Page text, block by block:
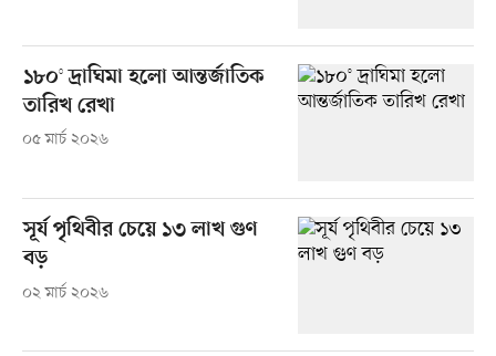
১৮০° দ্রাঘিমা হলো আন্তর্জাতিক
তারিখ রেখা
০৫ মার্চ ২০২৬
সূর্য পৃথিবীর চেয়ে ১৩ লাখ গুণ
বড়
০২ মার্চ ২০২৬